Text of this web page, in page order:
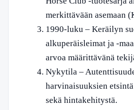
merkittävään asemaan (
1990-luku – Keräilyn
alkuperäisleimat ja -
arvoa määrittävänä
Nykytila –
harvinaisuuksien
sekä hintakehitystä.